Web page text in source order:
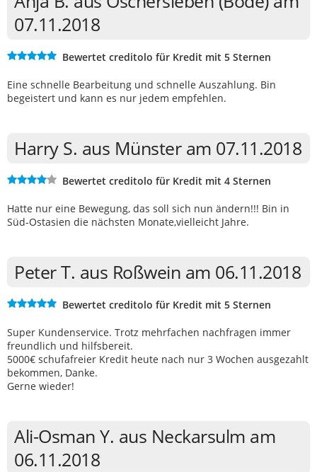
07.11.2018
Bewertet creditolo für Kredit mit 5 Sternen
Eine schnelle Bearbeitung und schnelle Auszahlung. Bin
begeistert und kann es nur jedem empfehlen.
Harry S. aus Münster am 07.11.2018
Bewertet creditolo für Kredit mit 4 Sternen
Hatte nur eine Bewegung, das soll sich nun ändern!!! Bin in
Süd-Ostasien die nächsten Monate,vielleicht Jahre.
Peter T. aus Roßwein am 06.11.2018
Bewertet creditolo für Kredit mit 5 Sternen
Super Kundenservice. Trotz mehrfachen nachfragen immer
freundlich und hilfsbereit.
5000€ schufafreier Kredit heute nach nur 3 Wochen ausgezahlt
bekommen, Danke.
Gerne wieder!
Ali-Osman Y. aus Neckarsulm am
06.11.2018